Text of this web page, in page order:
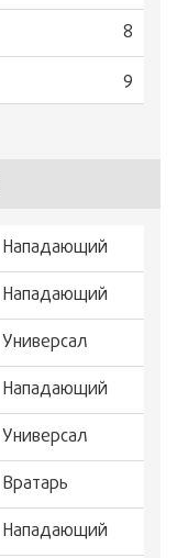
8
9
Нападающий
Нападающий
Универсал
Нападающий
Универсал
Вратарь
Нападающий